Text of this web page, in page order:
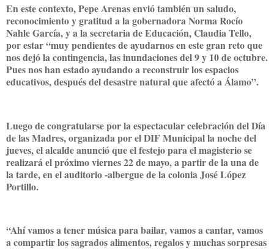
En este contexto, Pepe Arenas envió también un saludo,
reconocimiento y gratitud a la gobernadora Norma Rocío
Nahle García, y a la secretaria de Educación, Claudia Tello,
por estar “muy pendientes de ayudarnos en este gran reto que
nos dejó la contingencia, las inundaciones del 9 y 10 de octubre.
Pues nos han estado ayudando a reconstruir los espacios
educativos, después del desastre natural que afectó a Álamo”.
Luego de congratularse por la espectacular celebración del Día
de las Madres, organizada por el DIF Municipal la noche del
jueves, el alcalde anunció que el festejo para el magisterio se
realizará el próximo viernes 22 de mayo, a partir de la una de
la tarde, en el auditorio -albergue de la colonia José López
Portillo.
“Ahí vamos a tener música para bailar, vamos a cantar, vamos
a compartir los sagrados alimentos, regalos y muchas sorpresas